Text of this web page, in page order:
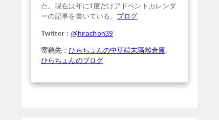
た。現在は年に1度だけアドベントカレンダ
ーの記事を書いている。 ブログ
Twitter： @hirachon39
寄稿先 ：ひらちょんの中華端末隔離倉庫、
ひらちょんのブログ